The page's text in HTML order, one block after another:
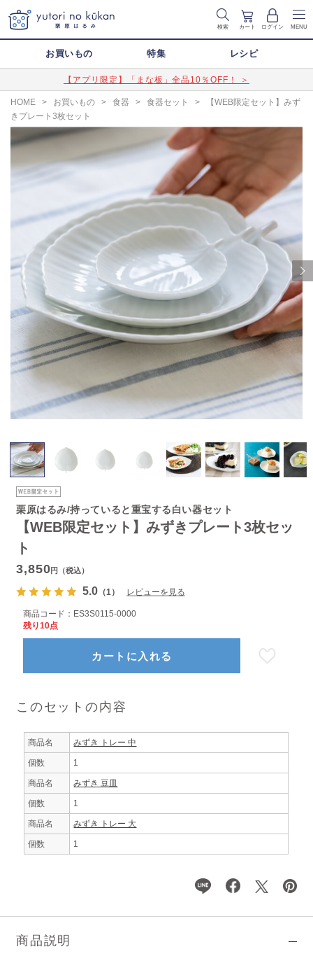
検索 カート ログイン MENU
お買いもの 特集 レシピ
【アプリ限定】「まな板」全品10％OFF！ ＞
HOME > お買いもの > 食器 > 食器セット >
【WEB限定セット】みず
きプレート3枚セット
Next
【WEB限定セット】みずきプレート3枚セッ
ト
栗原はるみ/持っていると重宝する白い器セット
3,850円（税込）
5.0（1） レビューを見る
商品コード： ES3S0115-0000
残り10点
カートに入れる
このセットの内容
商品名 みずき トレー 中
個数 1
商品名 みずき 豆皿
個数 1
商品名 みずき トレー 大
個数 1
商品説明